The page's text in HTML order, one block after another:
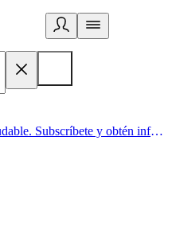
Acá comienza un estilo de vida saludable. Subscríbete y obtén información de primera mano